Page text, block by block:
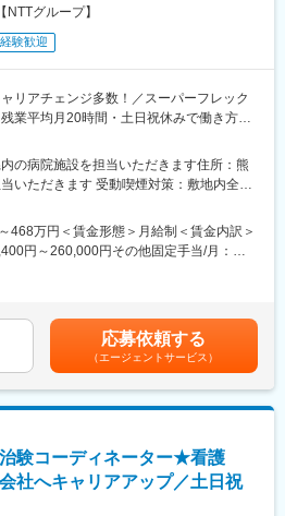
グループ】
験歓迎
ャリアチェンジ多数！／スーパーフレック
業平均月20時間・土日祝休みで働き方◎
）のスムーズな進行支援をお任せしま
調整役を担います。また、治験を受けて
手となり、じっくり向き合う仕事です。
のプロジェクトを受託する為、必ず複数名
す。
アルタイムで最新情報を共有するため、急
応可。
して長く就業出来るように、完全チーム制
の病院施設を担当いただきます住所：熊
いただきます 受動喫煙対策：敷地内全面
468万円＜賃金形態＞月給制＜賃金内訳＞
円～260,000円その他固定手当/月：
+賞与となります。賞与は年2回です。■優
3万円、1万円/月の報奨金あり■入社5年目
込・残業代別）■入社7年目リーダー、550
別）■2025年度賞与実績 基本給7.28ヶ月
の金額であり、選考を通じて上下する可
額)は固定手当を含めた表記です。
応募依頼する
（エージェントサービス）
治験コーディネーター★看護
社へキャリアアップ／土日祝